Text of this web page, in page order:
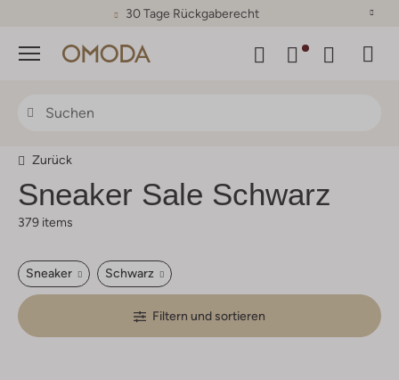
30 Tage Rückgaberecht
Menü
Zurück
Sneaker Sale Schwarz
379 items
Sneaker Schwarz
Filtern und sortieren